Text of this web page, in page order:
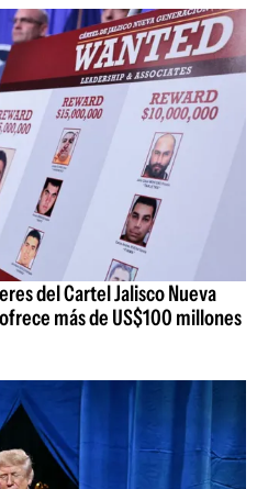
del Cartel Jalisco Nueva
más de US$100 millones